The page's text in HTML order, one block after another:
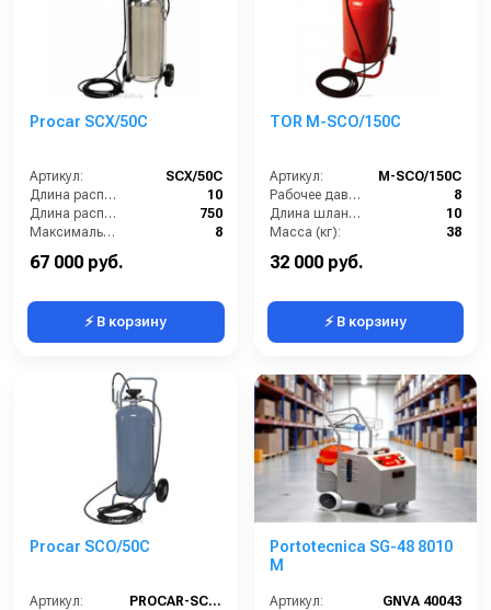
Procar SCX/50C
Артикул:
SCX/50C
Длина распылительного шланга (м):
10
Длина распылителя (мм):
750
Максимальное давление на выходе (бар):
8
Объём бака / ресивера (л):
67 000 руб.
⚡ В корзину
TOR M-SCO/150C
Артикул:
М-SCO/150C
Рабочее давление (бар):
8
Длина шланга (м):
10
Масса (кг):
38
32 000 руб.
⚡ В корзину
Procar SCO/50C
Артикул:
PROCAR-SCO50C
Portotecnica SG-48 8010
M
Артикул:
GNVA 40043